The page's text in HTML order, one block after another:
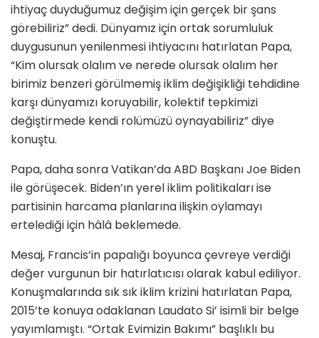
ihtiyaç duyduğumuz değişim için gerçek bir şans
görebiliriz” dedi. Dünyamız için ortak sorumluluk
duygusunun yenilenmesi ihtiyacını hatırlatan Papa,
“Kim olursak olalım ve nerede olursak olalım her
birimiz benzeri görülmemiş iklim değişikliği tehdidine
karşı dünyamızı koruyabilir, kolektif tepkimizi
değiştirmede kendi rolümüzü oynayabiliriz” diye
konuştu.
Papa, daha sonra Vatikan’da ABD Başkanı Joe Biden
ile görüşecek. Biden’ın yerel iklim politikaları ise
partisinin harcama planlarına ilişkin oylamayı
ertelediği için hâlâ beklemede.
Mesaj, Francis’in papalığı boyunca çevreye verdiği
değer vurgunun bir hatırlatıcısı olarak kabul ediliyor.
Konuşmalarında sık sık iklim krizini hatırlatan Papa,
2015’te konuya odaklanan Laudato Si’ isimli bir belge
yayımlamıştı. “Ortak Evimizin Bakımı” başlıklı bu